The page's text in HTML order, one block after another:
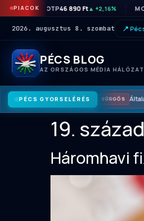
PIACOK OTP46 890 Ft▲ +2,16%
2026. augusztus 8. szombat 📍
PÉCS BLOG
AZ ORSZÁGOS MÉDIA
PÉCS GYORSELÉRÉS SÜRGŐS
19. század
Háromhavi